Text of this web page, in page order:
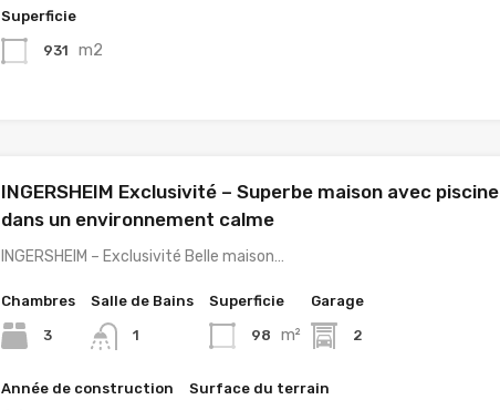
Superficie
931 m2
INGERSHEIM Exclusivité – Superbe maison avec piscine
dans un environnement calme
INGERSHEIM – Exclusivité Belle maison…
Chambres
3
Salle de Bains
1
Superficie
98 m²
Garage
2
Année de construction Surface du terrain